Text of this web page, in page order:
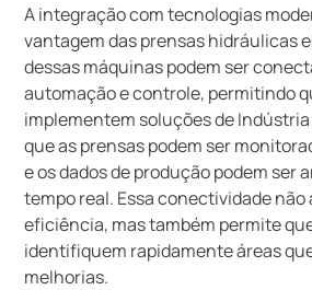
A integração com tecnologias
vantagem das prensas hidráulicas
dessas máquinas podem ser
automação e controle, permitindo
implementem soluções de
que as prensas podem ser
e os dados de produção podem ser
tempo real. Essa conectividade não
eficiência, mas também permite
identifiquem rapidamente áreas
melhorias.